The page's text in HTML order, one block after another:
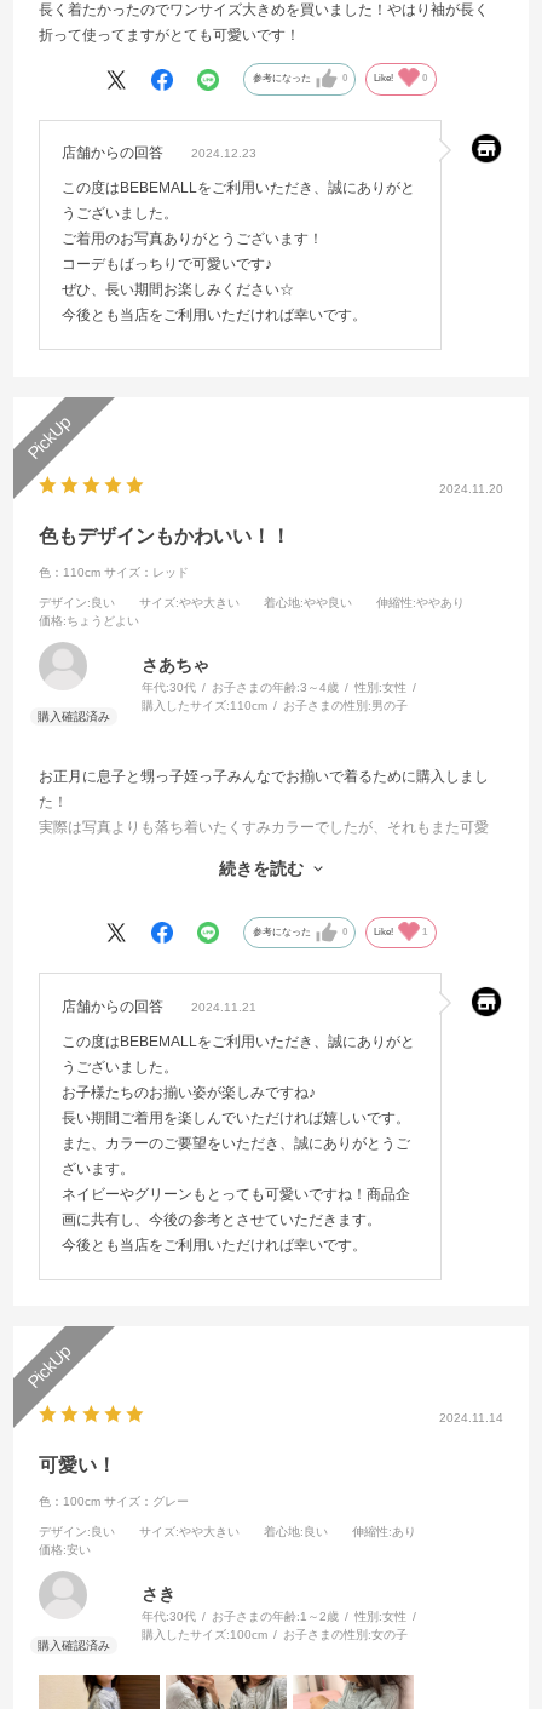
長く着たかったのでワンサイズ大きめを買いました！やはり袖が長く
折って使ってますがとても可愛いです！
参考になった 0 Like! 0
店舗からの回答 2024.12.23
この度はBEBEMALLをご利用いただき、誠にありがと
うございました。
ご着用のお写真ありがとうございます！
コーデもばっちりで可愛いです♪
ぜひ、長い期間お楽しみください☆
今後とも当店をご利用いただければ幸いです。
2024.11.20
色もデザインもかわいい！！
色：110cm サイズ：レッド
デザイン:良い サイズ:やや大きい 着心地:やや良い 伸縮性:ややあり
価格:ちょうどよい
さあちゃ
年代:30代 お子さまの年齢:3～4歳 性別:女性
購入したサイズ:110cm お子さまの性別:男の子
お正月に息子と甥っ子姪っ子みんなでお揃いで着るために購入しまし
た！
実際は写真よりも落ち着いたくすみカラーでしたが、それもまた可愛
生地は薄めだったので、真冬はワンサイズ大きめを購入してインナー
春先まで活躍しそうです⭐︎
個人的にはネイビー、グリーンなど色違いも欲しいのでバリエーショ
ンが増えたら嬉しいです。
続きを読む
参考になった 0 Like! 1
店舗からの回答 2024.11.21
この度はBEBEMALLをご利用いただき、誠にありがと
うございました。
お子様たちのお揃い姿が楽しみですね♪
長い期間ご着用を楽しんでいただければ嬉しいです。
また、カラーのご要望をいただき、誠にありがとうご
ざいます。
ネイビーやグリーンもとっても可愛いですね！商品企
画に共有し、今後の参考とさせていただきます。
今後とも当店をご利用いただければ幸いです。
2024.11.14
可愛い！
色：100cm サイズ：グレー
デザイン:良い サイズ:やや大きい 着心地:良い 伸縮性:あり
価格:安い
さき
年代:30代 お子さまの年齢:1～2歳 性別:女性
購入したサイズ:100cm お子さまの性別:女の子